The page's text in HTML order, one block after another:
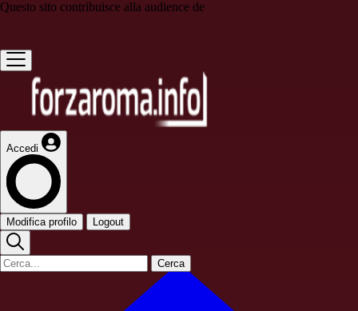
Questo sito contribuisce alla audience de
Accedi
Modifica profilo Logout
Cerca